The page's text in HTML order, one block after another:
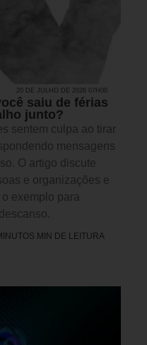
20 DE JULHO DE 2026 07H00
saiu de férias
junto?
sentem culpa ao tirar
mensagens
O artigo discute
e organizações e
exemplo para
MIN DE LEITURA